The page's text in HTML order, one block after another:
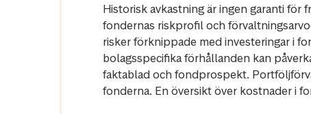
Historisk avkastning är ingen garanti för
fondernas riskprofil och
risker förknippade med investeringar i
bolagsspecifika förhållanden kan
faktablad och fondprospekt.
fonderna. En översikt över kostnader i